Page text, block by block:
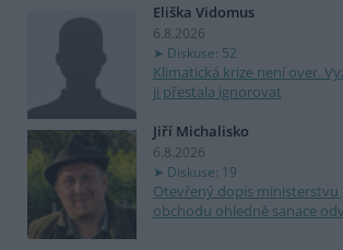
Eliška Vidomus
6.8.2026
Diskuse: 52
Klimatická krize není over.
ji přestala ignorovat
Jiří Michalisko
6.8.2026
Diskuse: 19
Otevřený dopis ministerstvu
obchodu ohledně sanace